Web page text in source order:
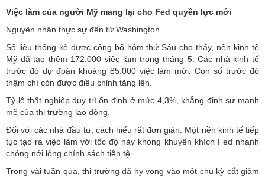
Việc làm của người Mỹ mang lại cho Fed quyền lực mới
Nguyên nhân thực sự đến từ Washington.
Số liệu thống kê được công bố hôm thứ Sáu cho thấy, nền kinh tế
Mỹ đã tạo thêm 172.000 việc làm trong tháng 5. Các nhà kinh tế
trước đó dự đoán khoảng 85.000 việc làm mới. Con số trước đó
thậm chí còn được điều chỉnh tăng lên.
Tỷ lệ thất nghiệp duy trì ổn định ở mức 4,3%, khẳng định sự mạnh
mẽ của thị trường lao động.
Đối với các nhà đầu tư, cách hiểu rất đơn giản. Một nền kinh tế tiếp
tục tạo ra việc làm với tốc độ này không khuyến khích Fed nhanh
chóng nới lỏng chính sách tiền tệ.
Trong vài tuần qua, thị trường đã hy vọng vào một chu kỳ cắt giảm